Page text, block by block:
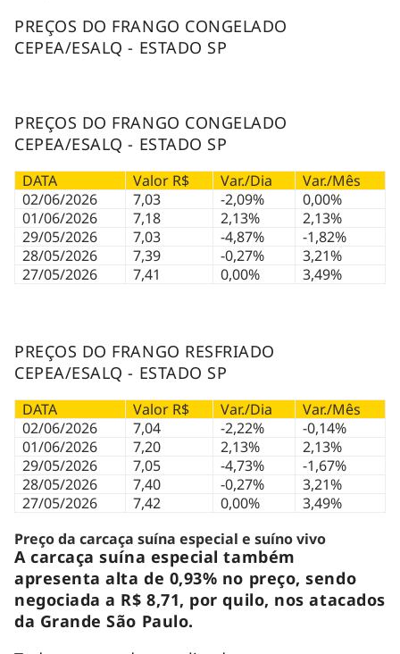
PREÇOS DO FRANGO CONGELADO
CEPEA/ESALQ - ESTADO SP
PREÇOS DO FRANGO CONGELADO
CEPEA/ESALQ - ESTADO SP
DATA Valor R$ Var./Dia
Var./Mês
02/06/2026
7,03 -2,09%
0,00%
01/06/2026
7,18 2,13%
2,13%
29/05/2026
7,03 -4,87%
-1,82%
28/05/2026
7,39 -0,27%
3,21%
27/05/2026
7,41 0,00% 3,49%
PREÇOS DO FRANGO RESFRIADO
CEPEA/ESALQ - ESTADO SP
DATA Valor R$ Var./Dia
Var./Mês
02/06/2026
7,04 -2,22%
-0,14%
01/06/2026
7,20 2,13%
2,13%
29/05/2026
7,05 -4,73%
-1,67%
28/05/2026
7,40 -0,27%
3,21%
27/05/2026
7,42 0,00%
3,49%
Preço da carcaça suína especial e suíno vivo
A carcaça suína especial também
apresenta alta de 0,93% no preço, sendo
negociada a R$ 8,71, por quilo, nos atacados
da Grande São Paulo.